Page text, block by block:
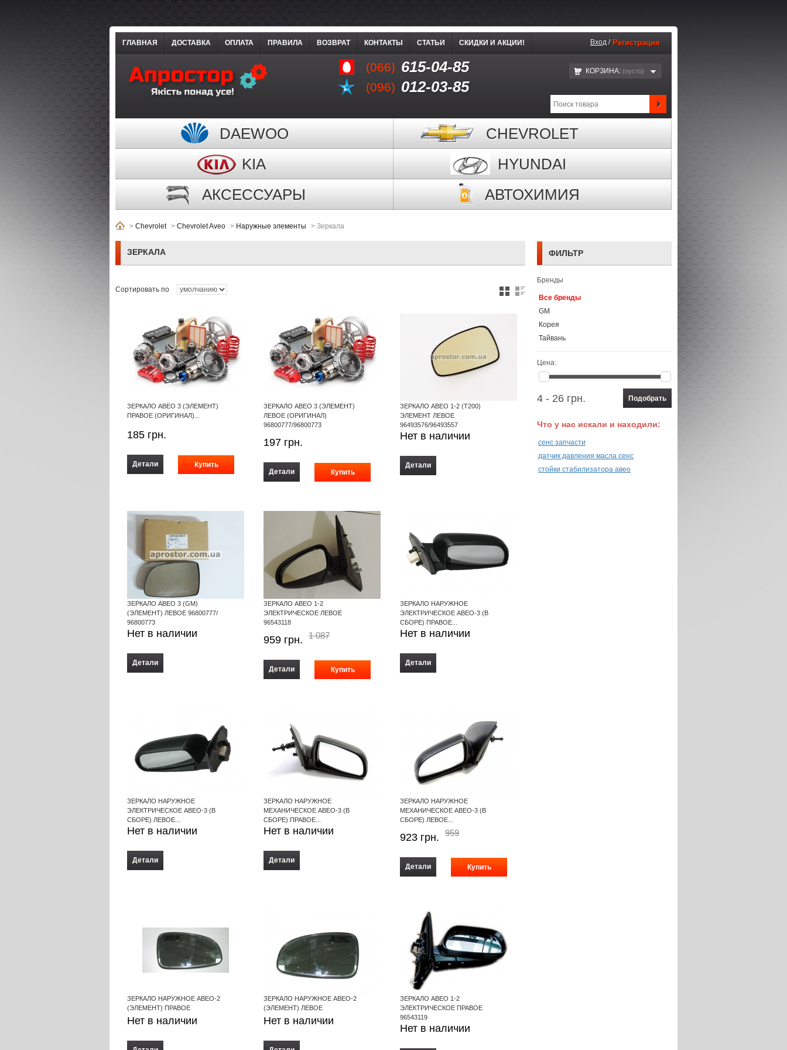
(066) 615-04-85
(096) 012-03-85
ГЛАВНАЯ ДОСТАВКА ОПЛАТА ПРАВИЛА ВОЗВРАТ КОНТАКТЫ СТАТЬИ СКИДКИ И АКЦИИ! Вход / Регистрация
КОРЗИНА: (пустo)
DAEWOO
CHEVROLET
KIA
HYUNDAI
АКСЕССУАРЫ
АВТОХИМИЯ
> Chevrolet > Chevrolet Aveo > Наружные элементы > Зеркала
ЗЕРКАЛА
Сортировать по
ЗЕРКАЛО АВЕО 3 (ЭЛЕМЕНТ)
ПРАВОЕ (ОРИГИНАЛ)...
185 грн.
Детали
ЗЕРКАЛО АВЕО 3 (ЭЛЕМЕНТ)
ЛЕВОЕ (ОРИГИНАЛ)
96800777/96800773
197 грн.
Детали
ЗЕРКАЛО АВЕО 1-2 (Т200)
ЭЛЕМЕНТ ЛЕВОЕ
96493576/96493557
Нет в наличии
Детали
ЗЕРКАЛО АВЕО 3 (GM)
(ЭЛЕМЕНТ) ЛЕВОЕ 96800777/
96800773
Нет в наличии
Детали
ЗЕРКАЛО АВЕО 1-2
ЭЛЕКТРИЧЕСКОЕ ЛЕВОЕ
96543118
959 грн. 1 087
Детали
ЗЕРКАЛО НАРУЖНОЕ
ЭЛЕКТРИЧЕСКОЕ АВЕО-3 (В
СБОРЕ) ПРАВОЕ...
Нет в наличии
Детали
ЗЕРКАЛО НАРУЖНОЕ
ЭЛЕКТРИЧЕСКОЕ АВЕО-3 (В
СБОРЕ) ЛЕВОЕ...
Нет в наличии
Детали
ЗЕРКАЛО НАРУЖНОЕ
МЕХАНИЧЕСКОЕ АВЕО-3 (В
СБОРЕ) ПРАВОЕ...
Нет в наличии
Детали
ЗЕРКАЛО НАРУЖНОЕ
МЕХАНИЧЕСКОЕ АВЕО-3 (В
СБОРЕ) ЛЕВОЕ...
923 грн. 959
Детали
ЗЕРКАЛО НАРУЖНОЕ АВЕО-2
(ЭЛЕМЕНТ) ПРАВОЕ
Нет в наличии
ЗЕРКАЛО НАРУЖНОЕ АВЕО-2
(ЭЛЕМЕНТ) ЛЕВОЕ
Нет в наличии
ЗЕРКАЛО АВЕО 1-2
ЭЛЕКТРИЧЕСКОЕ ПРАВОЕ
96543119
Нет в наличии
ФИЛЬТР
Бренды
Все бренды
GM
Корея
Тайвань
Цена:
4 - 26 грн.
Что у нас искали и находили:
сенс запчасти
датчик давления масла сенс
стойки стабилизатора авео